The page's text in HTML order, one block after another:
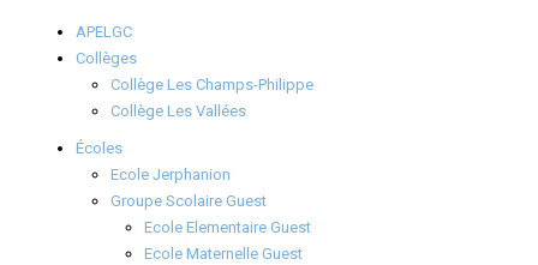
APELGC
Collèges
Collège Les Champs-Philippe
Collège Les Vallées
Écoles
Ecole Jerphanion
Groupe Scolaire Guest
Ecole Elementaire Guest
Ecole Maternelle Guest